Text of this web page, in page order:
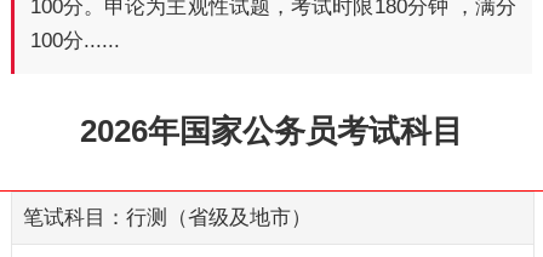
100分。申论为主观性试题，考试时限180分钟 ，满分
100分......
2026年国家公务员考试科目
行测 （省级及地市）